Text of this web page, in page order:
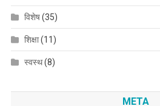
विशेष(35)
शिक्षा(11)
स्वस्थ(8)
META